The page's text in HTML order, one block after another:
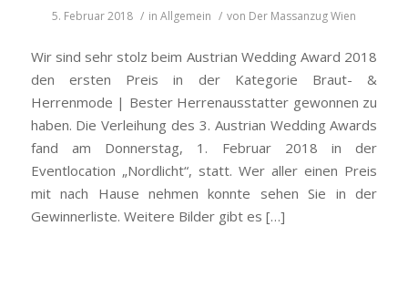
5. Februar 2018 / in Allgemein / von Der Massanzug Wien
Wir sind sehr stolz beim Austrian Wedding Award 2018
den ersten Preis in der Kategorie Braut- &
Herrenmode | Bester Herrenausstatter gewonnen zu
haben. Die Verleihung des 3. Austrian Wedding Awards
fand am Donnerstag, 1. Februar 2018 in der
Eventlocation „Nordlicht“, statt. Wer aller einen Preis
mit nach Hause nehmen konnte sehen Sie in der
Gewinnerliste. Weitere Bilder gibt es […]